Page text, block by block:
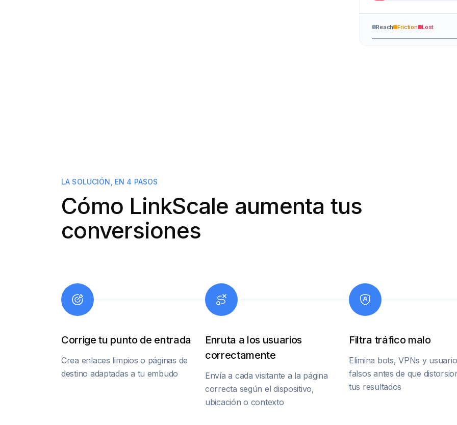
Reach Converted
LA SOLUCIÓN, EN 4 PASOS
Cómo LinkScale aumenta tus
conversiones
Corrige tu punto de entrada
Crea enlaces limpios o páginas de
destino adaptadas a tu embudo
Enruta a los usuarios
correctamente
Envía a cada visitante a la página
correcta según el dispositivo,
ubicación o contexto
Filtra tráfico malo
Elimina bots, VPNs y
falsos antes de que
tus resultados